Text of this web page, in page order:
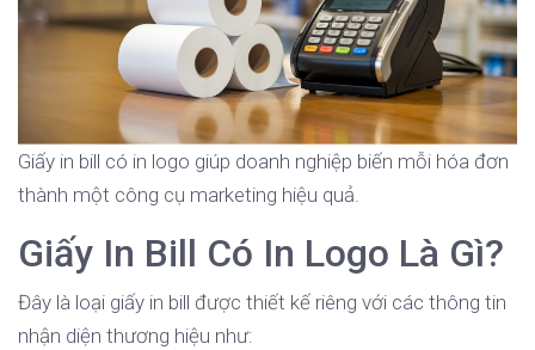
Giấy in bill có in logo giúp doanh nghiệp biến mỗi hóa đơn
thành một công cụ marketing hiệu quả.
Giấy In Bill Có In Logo Là Gì?
Đây là loại giấy in bill được thiết kế riêng với các thông tin
nhận diện thương hiệu như: